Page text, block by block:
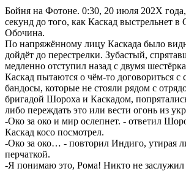
Бойня на Фотоне. 0:30, 20 июля 202Х года,
секунд до того, как Каскад выстрельнет в
Обочина.
По напряжённому лицу Каскада было
дойдёт до перестрелки. Зубастый,
медленно отступил назад с двумя
Каскад пытаются о чём-то договориться с
бандосы, которые не стояли рядом с
бригадой Шороха и Каскадом,
либо переждать это или вести огонь из
-Око за око и мир ослепнет. - ответил
Каскад косо посмотрел.
-Око за око… - повторил Индиго, утирая
перчаткой.
-Я понимаю это, Рома! Никто не заслужил